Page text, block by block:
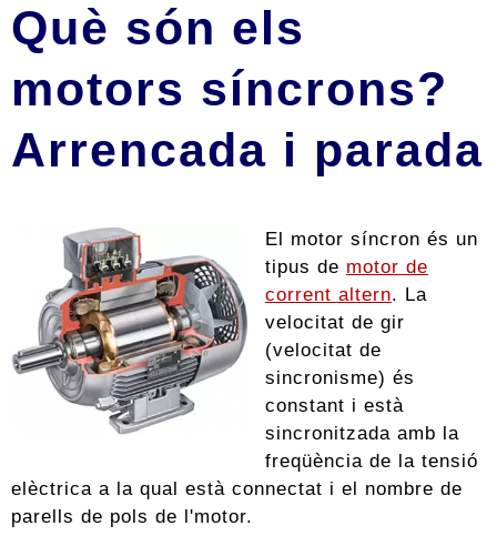
Què són els
motors síncrons?
Arrencada i parada
El motor síncron és un
tipus de motor de
corrent altern. La
velocitat de gir
(velocitat de
sincronisme) és
constant i està
sincronitzada amb la
freqüència de la tensió
elèctrica a la qual està connectat i el nombre de
parells de pols de l'motor.